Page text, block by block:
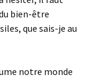
bien-être
que sais-je au
notre monde